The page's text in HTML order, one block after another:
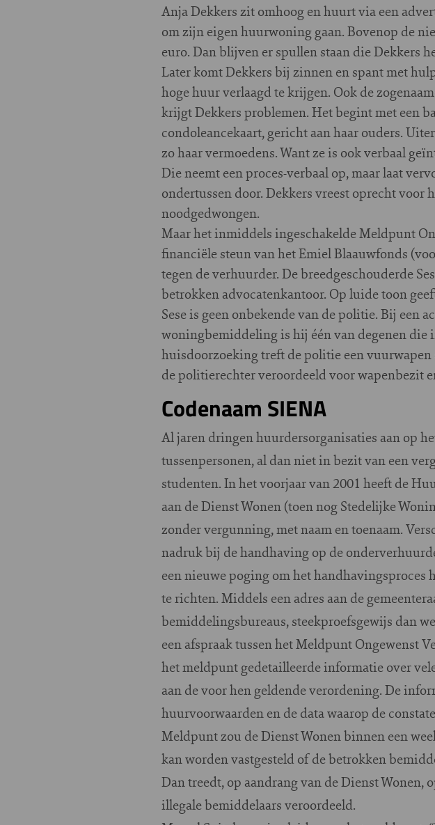
Anja Dekkers zit omhoog en huurt via een
om zijn eigen huurwoning gaan. Bovenop de
euro. Dan blijven er spullen staan die Dekkers
Later komt Dekkers bij zinnen en spant met
hoge huur verlaagd te krijgen. Ook de
krijgt Dekkers problemen. Het begint met een
condoleancekaart, gericht aan haar ouders.
zo haar vermoedens. Want ze is ook verbaal
Die neemt een proces-verbaal op, maar laat
ondertussen door. Dekkers vreest oprecht voor
noodgedwongen.
Maar het inmiddels ingeschakelde Meldpunt
financiële steun van het Emiel Blaauwfonds
tegen de verhuurder. De breedgeschouderde
betrokken advocatenkantoor. Op luide toon
Sese is geen onbekende van de politie. Bij een
woningbemiddeling is hij één van degenen die
huisdoorzoeking treft de politie een vuurwapen
de politierechter veroordeeld voor wapenbezit
Codenaam SIENA
Al jaren dringen huurdersorganisaties aan op
tussenpersonen, al dan niet in bezit van een
studenten. In het voorjaar van 2001 heeft de
aan de Dienst Wonen (toen nog Stedelijke
zonder vergunning, met naam en toenaam.
nadruk bij de handhaving op de
een nieuwe poging om het handhavingsproces
te richten. Middels een adres aan de
bemiddelingsbureaus, steekproefsgewijs dan
een afspraak tussen het Meldpunt Ongewenst
het meldpunt gedetailleerde informatie over
aan de voor hen geldende verordening. De
huurvoorwaarden en de data waarop de
Meldpunt zou de Dienst Wonen binnen een
kan worden vastgesteld of de betrokken
Dan treedt, op aandrang van de Dienst
illegale bemiddelaars veroordeeld.